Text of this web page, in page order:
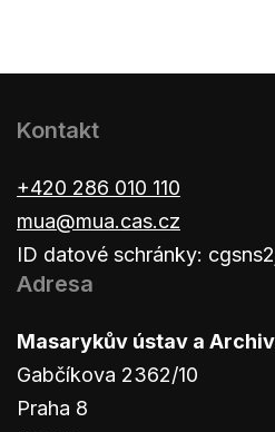
Kontakt
+420 286 010 110
mua@mua.cas.cz
ID datové schránky:
Adresa
Masarykův ústav a Archiv
Gabčíkova 2362/10
Praha 8